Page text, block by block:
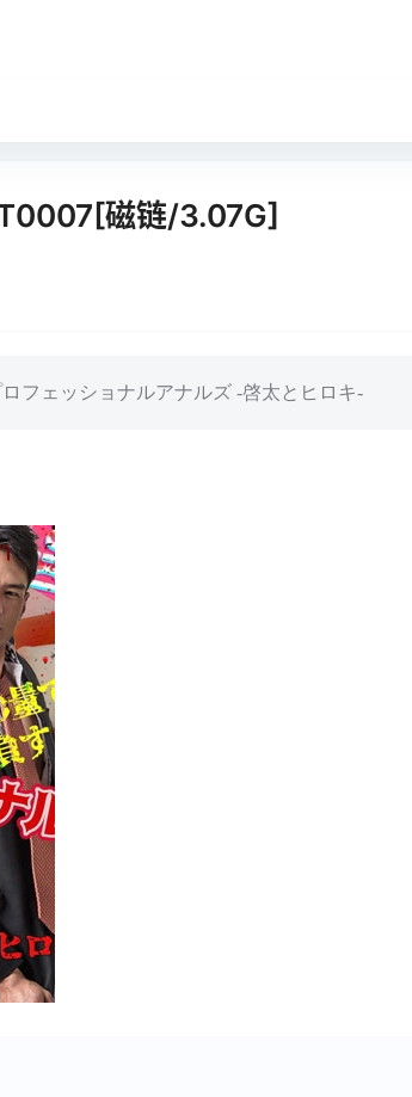
磁链/3.07G]
フェッショナルアナルズ -啓太とヒロキ-